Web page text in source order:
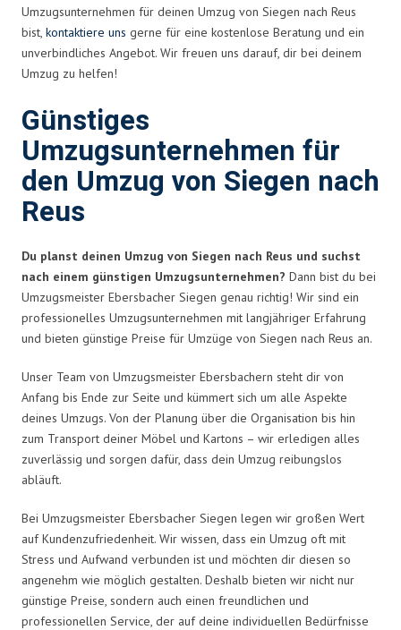
Umzugsunternehmen für deinen Umzug von Siegen nach Reus
bist, kontaktiere uns gerne für eine kostenlose Beratung und ein
unverbindliches Angebot. Wir freuen uns darauf, dir bei deinem
Umzug zu helfen!
Günstiges
Umzugsunternehmen für
den Umzug von Siegen nach
Reus
Du planst deinen Umzug von Siegen nach Reus und suchst
nach einem günstigen Umzugsunternehmen? Dann bist du bei
Umzugsmeister Ebersbacher Siegen genau richtig! Wir sind ein
professionelles Umzugsunternehmen mit langjähriger Erfahrung
und bieten günstige Preise für Umzüge von Siegen nach Reus an.
Unser Team von Umzugsmeister Ebersbachern steht dir von
Anfang bis Ende zur Seite und kümmert sich um alle Aspekte
deines Umzugs. Von der Planung über die Organisation bis hin
zum Transport deiner Möbel und Kartons – wir erledigen alles
zuverlässig und sorgen dafür, dass dein Umzug reibungslos
abläuft.
Bei Umzugsmeister Ebersbacher Siegen legen wir großen Wert
auf Kundenzufriedenheit. Wir wissen, dass ein Umzug oft mit
Stress und Aufwand verbunden ist und möchten dir diesen so
angenehm wie möglich gestalten. Deshalb bieten wir nicht nur
günstige Preise, sondern auch einen freundlichen und
professionellen Service, der auf deine individuellen Bedürfnisse